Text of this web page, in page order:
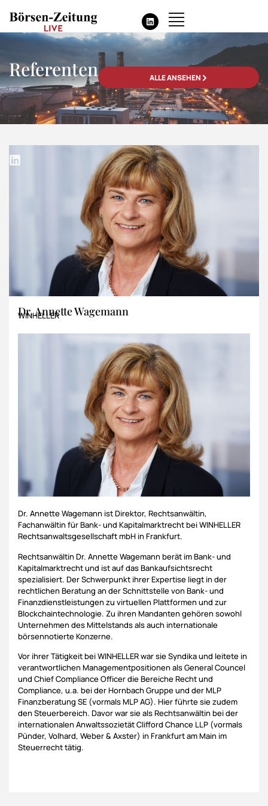
Referenten ALLE ANSEHEN
Dr. Annette Wagemann
WINHELLER
Dr. Annette Wagemann ist Direktor, Rechtsanwältin,
Fachanwältin für Bank- und Kapitalmarktrecht bei WINHELLER
Rechtsanwaltsgesellschaft mbH in Frankfurt.
Rechtsanwältin Dr. Annette Wagemann berät im Bank- und
Kapitalmarktrecht und ist auf das Bankaufsichtsrecht
spezialisiert. Der Schwerpunkt ihrer Expertise liegt in der
rechtlichen Beratung an der Schnittstelle von Bank- und
Finanzdienstleistungen zu virtuellen Plattformen und zur
Blockchaintechnologie. Zu ihren Mandanten gehören sowohl
Unternehmen des Mittelstands als auch internationale
börsennotierte Konzerne.
Vor ihrer Tätigkeit bei WINHELLER war sie Syndika und leitete in
verantwortlichen Managementpositionen als General Councel
und Chief Compliance Officer die Bereiche Recht und
Compliance, u.a. bei der Hornbach Gruppe und der MLP
Finanzberatung SE (vormals MLP AG). Hier führte sie zudem
den Steuerbereich. Davor war sie als Rechtsanwältin bei der
internationalen Anwaltssozietät Clifford Chance LLP (vormals
Pünder, Volhard, Weber & Axster) in Frankfurt am Main im
Steuerrecht tätig.